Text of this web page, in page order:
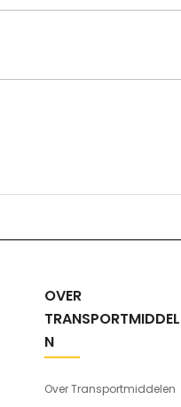
OVER
N
Over Transportmiddelen